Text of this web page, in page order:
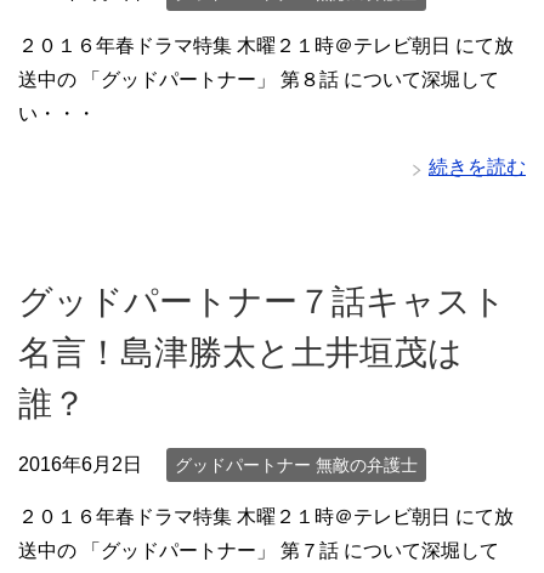
２０１６年春ドラマ特集 木曜２１時＠テレビ朝日 にて放
送中の 「グッドパートナー」 第８話 について深堀して
い・・・
続きを読む
グッドパートナー７話キャスト
名言！島津勝太と土井垣茂は
誰？
2016年6月2日 グッドパートナー 無敵の弁護士
２０１６年春ドラマ特集 木曜２１時＠テレビ朝日 にて放
送中の 「グッドパートナー」 第７話 について深堀して